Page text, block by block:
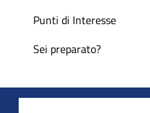
Punti di Interesse
Sei preparato?